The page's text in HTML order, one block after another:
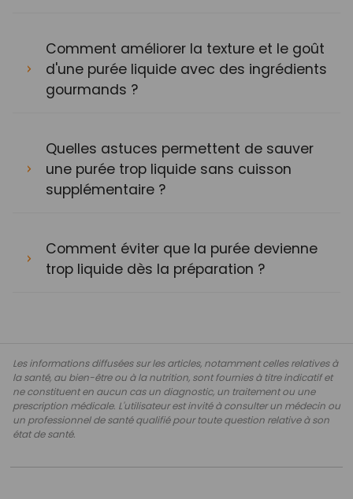
Comment améliorer la texture et le goût
d'une purée liquide avec des ingrédients
gourmands ?
Quelles astuces permettent de sauver
une purée trop liquide sans cuisson
supplémentaire ?
Comment éviter que la purée devienne
trop liquide dès la préparation ?
Les informations diffusées sur les articles, notamment celles relatives à
la santé, au bien-être ou à la nutrition, sont fournies à titre indicatif et
ne constituent en aucun cas un diagnostic, un traitement ou une
prescription médicale. L'utilisateur est invité à consulter un médecin ou
un professionnel de santé qualifié pour toute question relative à son
état de santé.